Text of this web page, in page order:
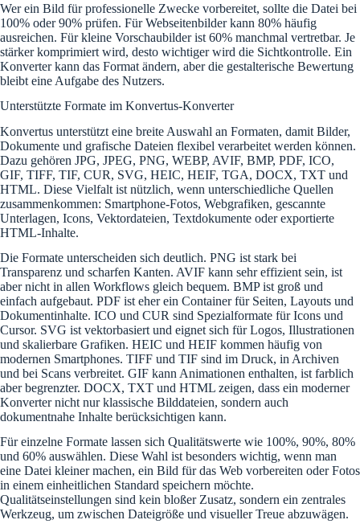
Wer ein Bild für professionelle Zwecke vorbereitet, sollte die Datei bei
100% oder 90% prüfen. Für Webseitenbilder kann 80% häufig
ausreichen. Für kleine Vorschaubilder ist 60% manchmal vertretbar. Je
stärker komprimiert wird, desto wichtiger wird die Sichtkontrolle. Ein
Konverter kann das Format ändern, aber die gestalterische Bewertung
bleibt eine Aufgabe des Nutzers.
Unterstützte Formate im Konvertus-Konverter
Konvertus unterstützt eine breite Auswahl an Formaten, damit Bilder,
Dokumente und grafische Dateien flexibel verarbeitet werden können.
Dazu gehören JPG, JPEG, PNG, WEBP, AVIF, BMP, PDF, ICO,
GIF, TIFF, TIF, CUR, SVG, HEIC, HEIF, TGA, DOCX, TXT und
HTML. Diese Vielfalt ist nützlich, wenn unterschiedliche Quellen
zusammenkommen: Smartphone-Fotos, Webgrafiken, gescannte
Unterlagen, Icons, Vektordateien, Textdokumente oder exportierte
HTML-Inhalte.
Die Formate unterscheiden sich deutlich. PNG ist stark bei
Transparenz und scharfen Kanten. AVIF kann sehr effizient sein, ist
aber nicht in allen Workflows gleich bequem. BMP ist groß und
einfach aufgebaut. PDF ist eher ein Container für Seiten, Layouts und
Dokumentinhalte. ICO und CUR sind Spezialformate für Icons und
Cursor. SVG ist vektorbasiert und eignet sich für Logos, Illustrationen
und skalierbare Grafiken. HEIC und HEIF kommen häufig von
modernen Smartphones. TIFF und TIF sind im Druck, in Archiven
und bei Scans verbreitet. GIF kann Animationen enthalten, ist farblich
aber begrenzter. DOCX, TXT und HTML zeigen, dass ein moderner
Konverter nicht nur klassische Bilddateien, sondern auch
dokumentnahe Inhalte berücksichtigen kann.
Für einzelne Formate lassen sich Qualitätswerte wie 100%, 90%, 80%
und 60% auswählen. Diese Wahl ist besonders wichtig, wenn man
eine Datei kleiner machen, ein Bild für das Web vorbereiten oder Fotos
in einem einheitlichen Standard speichern möchte.
Qualitätseinstellungen sind kein bloßer Zusatz, sondern ein zentrales
Werkzeug, um zwischen Dateigröße und visueller Treue abzuwägen.